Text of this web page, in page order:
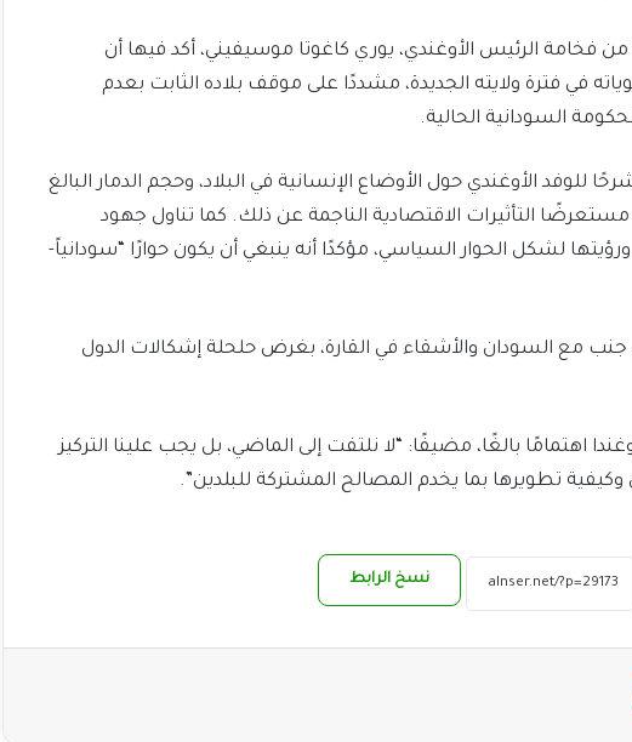
فخامة الرئيس الأوغندي، يوري كاغوتا موسيفيني، أكد فيها أن
في فترة ولايته الجديدة، مشددًا على موقف بلاده الثابت بعدم
السودانية الحالية.
الأوغندي حول الأوضاع الإنسانية في البلاد، وحجم الدمار البالغ
مستعرضًا التأثيرات الاقتصادية الناجمة عن ذلك. كما تناول جهود
لشكل الحوار السياسي، مؤكدًا أنه ينبغي أن يكون حوارًا “سودانياً-
جنب مع السودان والأشقاء في القارة، بغرض حلحلة إشكالات الدول
اهتمامًا بالغًا، مضيفًا: “لا نلتفت إلى الماضي، بل يجب علينا التركيز
تطويرها بما يخدم المصالح المشتركة للبلدين”.
نسخ الرابط